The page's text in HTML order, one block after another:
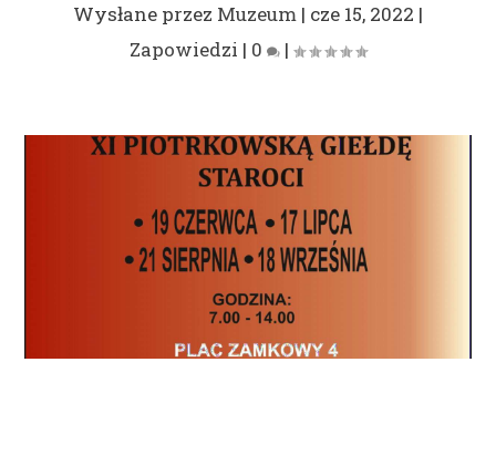
Wysłane przez Muzeum | cze 15, 2022 |
Zapowiedzi | 0 |